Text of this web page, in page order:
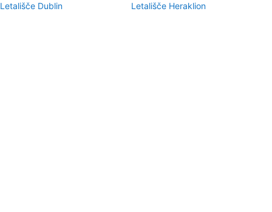
Letališče Dublin
Letališče Heraklion